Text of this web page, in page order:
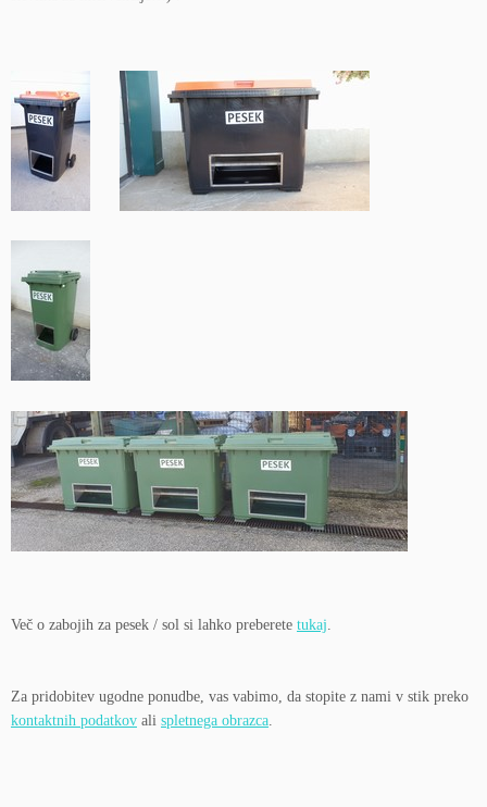
Več o zabojih za pesek / sol si lahko preberete tukaj.
Za pridobitev ugodne ponudbe, vas vabimo, da stopite z nami v stik preko
kontaktnih podatkov ali spletnega obrazca.